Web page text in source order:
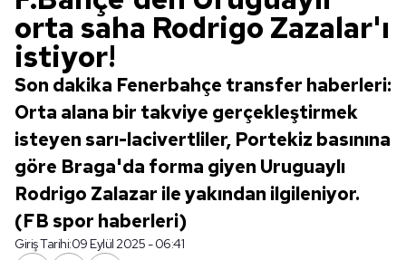
orta saha Rodrigo Zazalar'ı
istiyor!
Son dakika Fenerbahçe transfer haberleri:
Orta alana bir takviye gerçekleştirmek
isteyen sarı-lacivertliler, Portekiz basınına
göre Braga'da forma giyen Uruguaylı
Rodrigo Zalazar ile yakından ilgileniyor.
(FB spor haberleri)
Giriş Tarihi:09 Eylül 2025 - 06:41